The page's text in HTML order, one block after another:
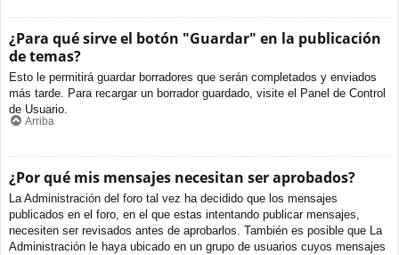
¿Para qué sirve el botón "Guardar" en la publicación
de temas?
Esto le permitirá guardar borradores que serán completados y enviados
más tarde. Para recargar un borrador guardado, visite el Panel de Control
de Usuario.
Arriba
¿Por qué mis mensajes necesitan ser aprobados?
La Administración del foro tal vez ha decidido que los mensajes
publicados en el foro, en el que estas intentando publicar mensajes,
necesiten ser revisados antes de aprobarlos. También es posible que La
Administración le haya ubicado en un grupo de usuarios cuyos mensajes